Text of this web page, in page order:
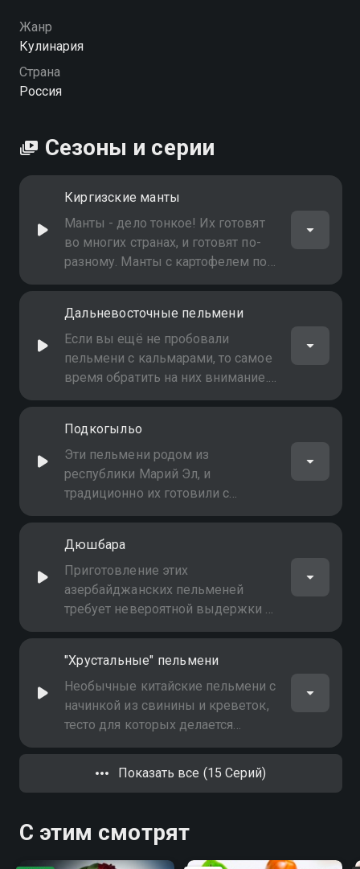
Жанр
Кулинария
Страна
Россия
Сезоны и серии
Киргизские манты
Манты - дело тонкое! Их готовят
во многих странах, и готовят по-
разному. Манты с картофелем по-
киргизски ничем не уступают
же вкусные и сытные!
Дальневосточные пельмени
Если вы ещё не пробовали
пельмени с кальмарами, то самое
время обратить на них внимание.
Готовятся они очень просто, но при
вкусное блюдо, которое точно
станет одним из ваших любимых!
Подкогыльо
Эти пельмени родом из
республики Марий Эл, и
традиционно их готовили с
фаршем из зайца или барсука. Но
экстремально, то вполне можно
приготовить подкогыльо с
кроликом
Дюшбара
Приготовление этих
азербайджанских пельменей
требует невероятной выдержки и
крепких нервов. Почему? Всё
что в одной ложке их должно
поместиться не меньше двадцати
штук!
"Хрустальные" пельмени
Необычные китайские пельмени с
начинкой из свинины и креветок,
тесто для которых делается
абсолютно без муки! Как такое
Показать все (15 Серий)
С этим смотрят